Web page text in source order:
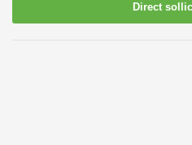
Direct